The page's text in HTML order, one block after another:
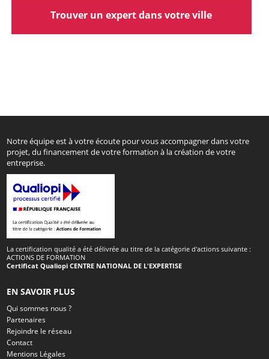
Trouver un expert dans votre ville
Notre équipe est à votre écoute pour vous accompagner dans votre
projet, du financement de votre formation à la création de votre
entreprise.
La certification qualité a été délivrée au titre de la catégorie d'actions suivante :
ACTIONS DE FORMATION
Certificat Qualiopi CENTRE NATIONAL DE L'EXPERTISE
EN SAVOIR PLUS
Qui sommes nous ?
Partenaires
Rejoindre le réseau
Contact
Mentions Légales